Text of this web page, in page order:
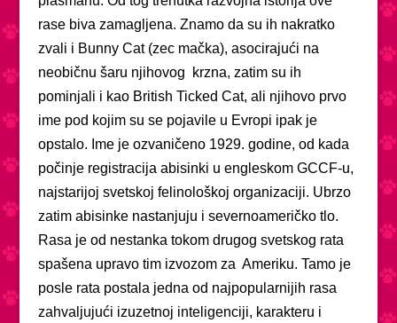
rase biva zamagljena. Znamo da su ih nakratko
zvali i Bunny Cat (zec mačka), asocirajući na
neobičnu šaru njihovog krzna, zatim su ih
pominjali i kao British Ticked Cat, ali njihovo prvo
ime pod kojim su se pojavile u Evropi ipak je
opstalo. Ime je ozvaničeno 1929. godine, od kada
počinje registracija abisinki u engleskom GCCF-u,
najstarijoj svetskoj felinološkoj organizaciji. Ubrzo
zatim abisinke nastanjuju i severnoameričko tlo.
Rasa je od nestanka tokom drugog svetskog rata
spašena upravo tim izvozom za Ameriku. Tamo je
posle rata postala jedna od najpopularnijih rasa
zahvaljujući izuzetnoj inteligenciji, karakteru i